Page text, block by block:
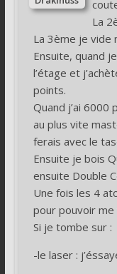
La
La 3ème je vide
Ensuite, quand
l’étage et
points.
Quand j’ai 6000
au plus vite
ferais avec le
Ensuite je bois
ensuite Double
Une fois les 4
pour pouvoir
Si je tombe sur :
-le laser :